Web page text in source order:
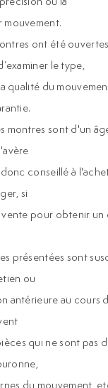
ont été
le type,
qualité du
montres sont d'un
conseillé à
si
pour obtenir un
présentées sont
ou
antérieure au cours
qui ne sont pas
du mouvement,